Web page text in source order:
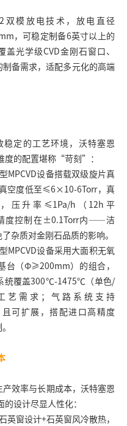
双模放电技术，放电直径
，可稳定制备6英寸以上的
光学级CVD金刚石窗口、
备需求，适配多元化的高端
定的工艺环境，沃特塞恩
度的配置堪称“苛刻”：
MPCVD设备搭载双级旋片真
空度低至≤6×10-6Torr，真
压升率≤1Pa/h（12h平
度控制在±0.1Torr内——洁
杂质对金刚石品质的影响。
MPCVD设备采用大面积无氧
（Φ≥200mm）的组合，
统覆盖300℃-1475℃（单色/
艺需求；气路系统支持
可扩展，搭配进口高精度
效率与长期成本，沃特塞恩
设计尽显人性化：
英窗设计+石英窗风冷散热，